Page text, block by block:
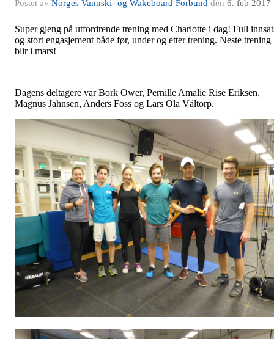
Postet av Norges Vannski- og Wakeboard Forbund den 6. feb 2017
Super gjeng på utfordrende trening med Charlotte i dag! Full
og stort engasjement både før, under og etter trening. Neste trening
blir i mars!
Dagens deltagere var Bork Ower, Pernille Amalie Rise Eriksen,
Magnus Jahnsen, Anders Foss og Lars Ola Våltorp.